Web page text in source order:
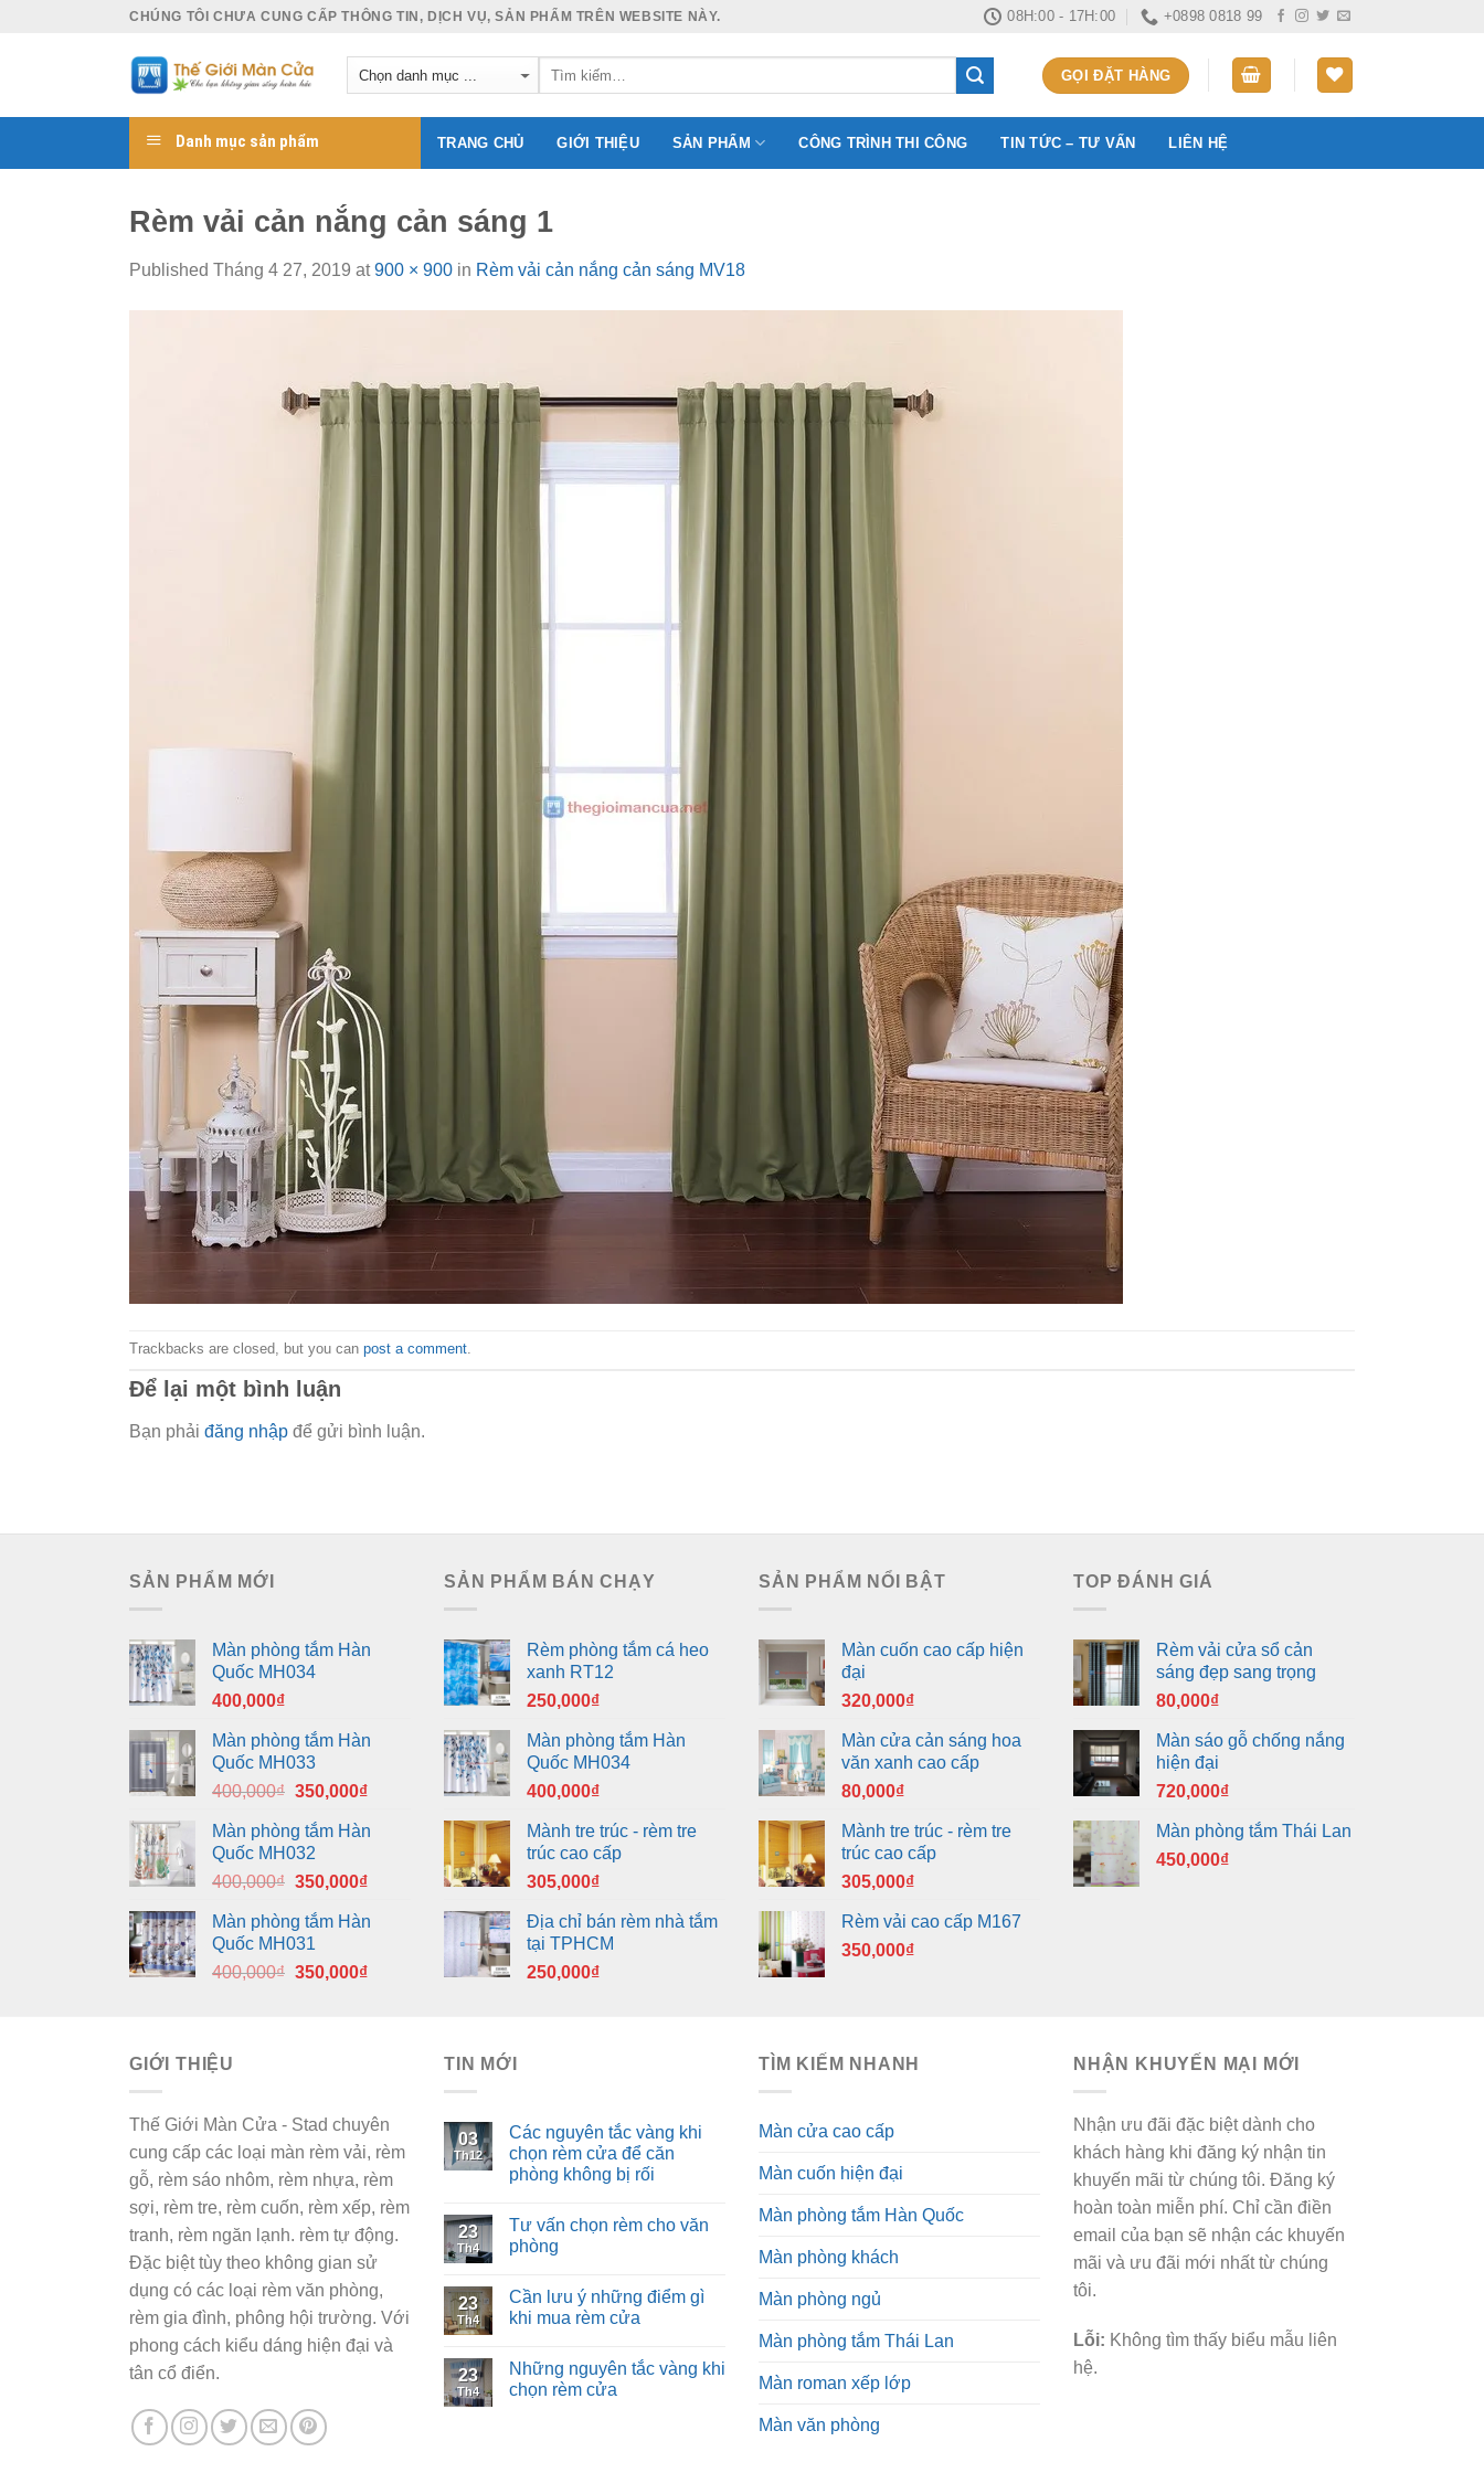
CHÚNG TÔI CHƯA CUNG CẤP THÔNG TIN, DỊCH VỤ, SẢN PHẨM TRÊN WEBSITE NÀY. 08H:00 - 17H:00 +0898 0818 99
GỌI ĐẶT HÀNG
Danh mục sản phẩm TRANG CHỦ GIỚI THIỆU SẢN PHẨM CÔNG TRÌNH THI CÔNG TIN TỨC – TƯ VẤN LIÊN HỆ
Rèm vải cản nắng cản sáng 1
Published Tháng 4 27, 2019 at900 × 900 in Rèm vải cản nắng cản sáng MV18
Trackbacks are closed, but you can post a comment
Để lại một bình luận
Bạn phải đăng nhập để gửi bình luận.
SẢN PHẨM MỚI
Màn phòng tắm Hàn
Quốc MH034
400,000₫
Màn phòng tắm Hàn
Quốc MH033
400,000₫ Giá
là:
400,000₫.
350,000₫Giá
tại
350,000₫.
Màn phòng tắm Hàn
Quốc MH032
400,000₫ Giá
là:
400,000₫.
350,000₫Giá
tại
350,000₫.
Màn phòng tắm Hàn
Quốc MH031
400,000₫ Giá
350,000₫Giá
SẢN PHẨM BÁN CHẠY
Rèm phòng tắm cá heo
xanh RT12
250,000₫
Màn phòng tắm Hàn
Quốc MH034
400,000₫
Mành tre trúc - rèm tre
trúc cao cấp
305,000₫
Địa chỉ bán rèm nhà tắm
tại TPHCM
250,000₫
SẢN PHẨM NỔI BẬT
Màn cuốn cao cấp hiện
đại
320,000₫
Màn cửa cản sáng hoa
văn xanh cao cấp
80,000₫
Mành tre trúc - rèm tre
trúc cao cấp
305,000₫
Rèm vải cao cấp M167
350,000₫
TOP ĐÁNH GIÁ
Rèm vải cửa sổ cản
sáng đẹp sang trọng
80,000₫
Màn sáo gỗ chống nắng
hiện đại
720,000₫
Màn phòng tắm Thái Lan
450,000₫
GIỚI THIỆU
Thế Giới Màn Cửa - Stad chuyên
cung cấp các loại màn rèm vải, rèm
gỗ, rèm sáo nhôm, rèm nhựa, rèm
sợi, rèm tre, rèm cuốn, rèm xếp, rèm
tranh, rèm ngăn lạnh. rèm tự động.
Đặc biệt tùy theo không gian sử
dụng có các loại rèm văn phòng,
rèm gia đình, phông hội trường. Với
phong cách kiểu dáng hiện đại và
tân cổ điển.
TIN MỚI
03
Th12
Các nguyên tắc vàng khi
chọn rèm cửa để căn
phòng không bị rối
23
Th4
Tư vấn chọn rèm cho văn
phòng
23
Th4
Cần lưu ý những điểm gì
khi mua rèm cửa
23
Th4
Những nguyên tắc vàng khi
chọn rèm cửa
TÌM KIẾM NHANH
Màn cửa cao cấp
Màn cuốn hiện đại
Màn phòng tắm Hàn Quốc
Màn phòng khách
Màn phòng ngủ
Màn phòng tắm Thái Lan
Màn roman xếp lớp
Màn văn phòng
NHẬN KHUYẾN MẠI MỚI
Nhận ưu đãi đặc biệt dành cho
khách hàng khi đăng ký nhận tin
khuyến mãi từ chúng tôi. Đăng ký
hoàn toàn miễn phí. Chỉ cần điền
email của bạn sẽ nhận các khuyến
mãi và ưu đãi mới nhất từ chúng
tôi.
Lỗi: Không tìm thấy biểu mẫu liên
hệ.